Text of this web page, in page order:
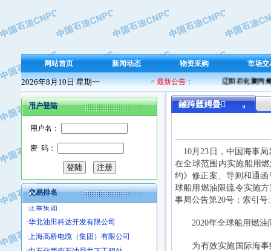
网站首页 新闻动态 物资采购 市场交
2026年8月10日 星期一 > 最新公告： 辽阳石化聚丙烯
用户登陆
用户名：
密 码：
交易排名
·保定北奥石油物探特种车辆制造有限
·盘锦辽河油田天意石油装备有限公司
·中国石油天然气管道局穿越公司
·沧州市电气控制设备厂
·中船重工中南装备有限责任公司
·南石力天传动件有限公司
·浙江瑞普环境技术有限公司
·华北石油新大禹环保设备有限公司
·河北翼凌机械制造总厂
·实华(天津)国际贸易有限公司
·上海宝钢商贸有限公司
·辽河石油勘探局总机械厂
·正泰集团
·华北油田科达开发有限公司
·上海高桥电缆（集团）有限公司
·中石化西南石油局井下工程处
鏀跨瓥娉曡
10月23日，中国海事局
在全球范围内实施船用
约》修正案、导则和通
球船用燃油限硫令实施
事局公告第20号；索引号
2020年全球船用燃油
为有效实施国际海事